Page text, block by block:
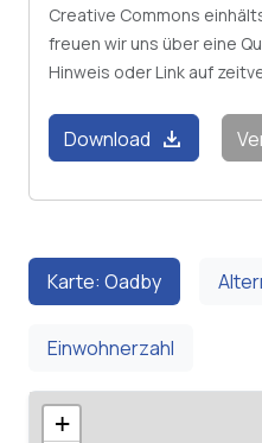
Creative Commons
freuen wir uns über eine
Hinweis oder Link auf
Download download
Karte: Oadby
Einwohnerzahl
+